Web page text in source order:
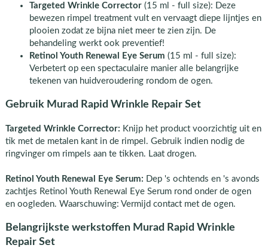
Targeted Wrinkle Corrector(15 ml - full size): Deze
bewezen rimpel treatment vult en vervaagt diepe lijntjes en
plooien zodat ze bijna niet meer te zien zijn. De
behandeling werkt ook preventief!
Retinol Youth Renewal Eye Serum (15 ml - full size):
Verbetert op een spectaculaire manier alle belangrijke
tekenen van huidveroudering rondom de ogen.
Gebruik Murad Rapid Wrinkle Repair Set
Targeted Wrinkle Corrector: Knijp het product voorzichtig uit en
tik met de metalen kant in de rimpel. Gebruik indien nodig de
ringvinger om rimpels aan te tikken. Laat drogen.
Retinol Youth Renewal Eye Serum: Dep 's ochtends en 's avonds
zachtjes Retinol Youth Renewal Eye Serum rond onder de ogen
en oogleden. Waarschuwing: Vermijd contact met de ogen.
Belangrijkste werkstoffen Murad Rapid Wrinkle
Repair Set